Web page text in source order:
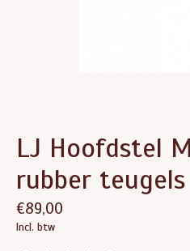
LJ Hoofdstel
rubber teugels
€89,00
Incl. btw